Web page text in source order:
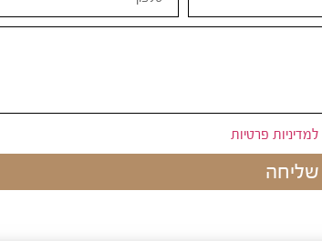
למדיניות פרטיות
שליחה